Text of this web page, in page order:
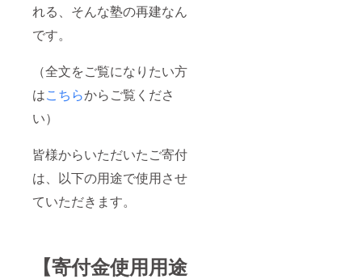
れる、そんな塾の再建なん
です。
（全文をご覧になりたい方
はこちらからご覧くださ
い）
皆様からいただいたご寄付
は、以下の用途で使用させ
ていただきます。
【寄付金使用用途